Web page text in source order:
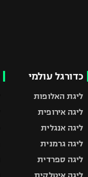
כדורגל עולמי
ליגת האלופות
ליגה אירופית
ליגה אנגלית
ליגה גרמנית
ליגה ספרדית
ליגה איטלקית